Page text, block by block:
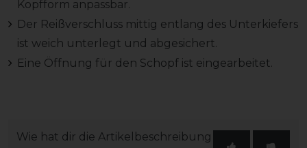
Kopfform anpassbar.
Der Reißverschluss mittig entlang des Unterkiefers
ist weich unterlegt und abgesichert.
Eine Öffnung für den Schopf ist eingearbeitet.
Wie hat dir die Artikelbeschreibung